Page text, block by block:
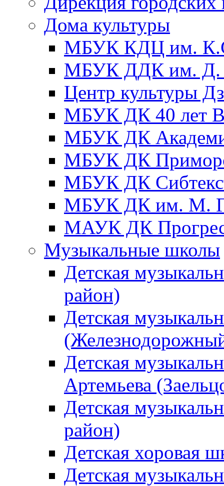
Дома культуры
МБУК КДЦ им.
МБУК ДДК им. Д.
Центр культуры
МБУК ДК 40 лет
МБУК ДК
МБУК ДК
МБУК ДК
МБУК ДК им. М.
МАУК ДК
Музыкальные школы
Детская
район)
Детская
Детская
Артемьева
Детская
район)
Детская хоровая
Детская